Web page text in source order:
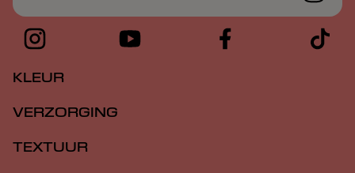
KLEUR
VERZORGING
TEXTUUR